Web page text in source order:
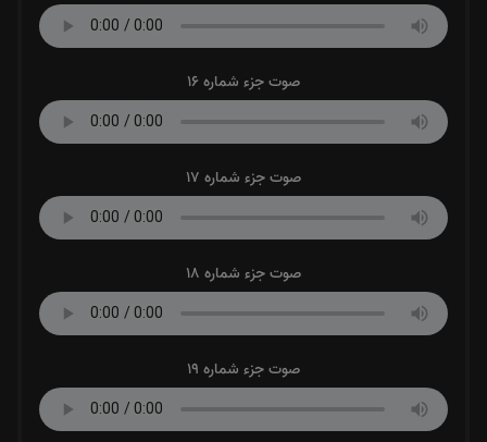
صوت جزء شماره 16
صوت جزء شماره 17
صوت جزء شماره 18
صوت جزء شماره 19